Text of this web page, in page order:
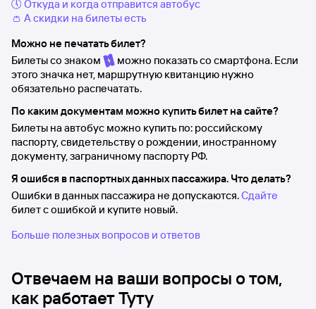
🕔 Откуда и когда отправится автобус
👛 А скидки на билеты есть
Можно не печатать билет?
Билеты со знаком
можно показать со смартфона. Если
этого значка нет, маршрутную квитанцию нужно
обязательно распечатать.
По каким документам можно купить билет на сайте?
Билеты на автобус можно купить по: российскому
паспорту, свидетельству о рождении, иностранному
документу, заграничному паспорту РФ.
Я ошибся в паспортных данных пассажира. Что делать?
Ошибки в данных пассажира не допускаются.Сдайте
билет с ошибкой и купите новый.
Больше полезных вопросов и ответов
Отвечаем на ваши вопросы о том,
как работает Туту